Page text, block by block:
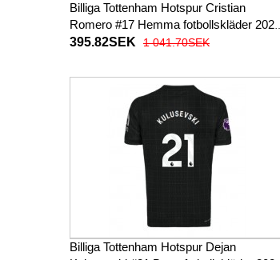
Billiga Tottenham Hotspur Cristian
Romero #17 Hemma fotbollskläder 2025-
26 Kortärmad
395.82SEK 1 041.70SEK
Billiga Tottenham Hotspur Dejan